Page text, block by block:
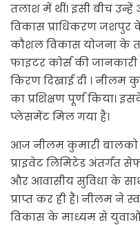
तलाश में थीं। इसी बीच
विकास प्राधिकरण जशपुर
कौशल विकास योजना के
फाइटर कोर्स की
किरण दिखाई दी । नीलम
का प्रशिक्षण पूर्ण किया।
प्लेसमेंट मिल गया है।
आज नीलम कुमारी बालको
प्राइवेट लिमिटेड अंतर्गत
और आवासीय सुविधा के
प्राप्त कर ही हैं। नीलम ने
विकास के माध्यम से